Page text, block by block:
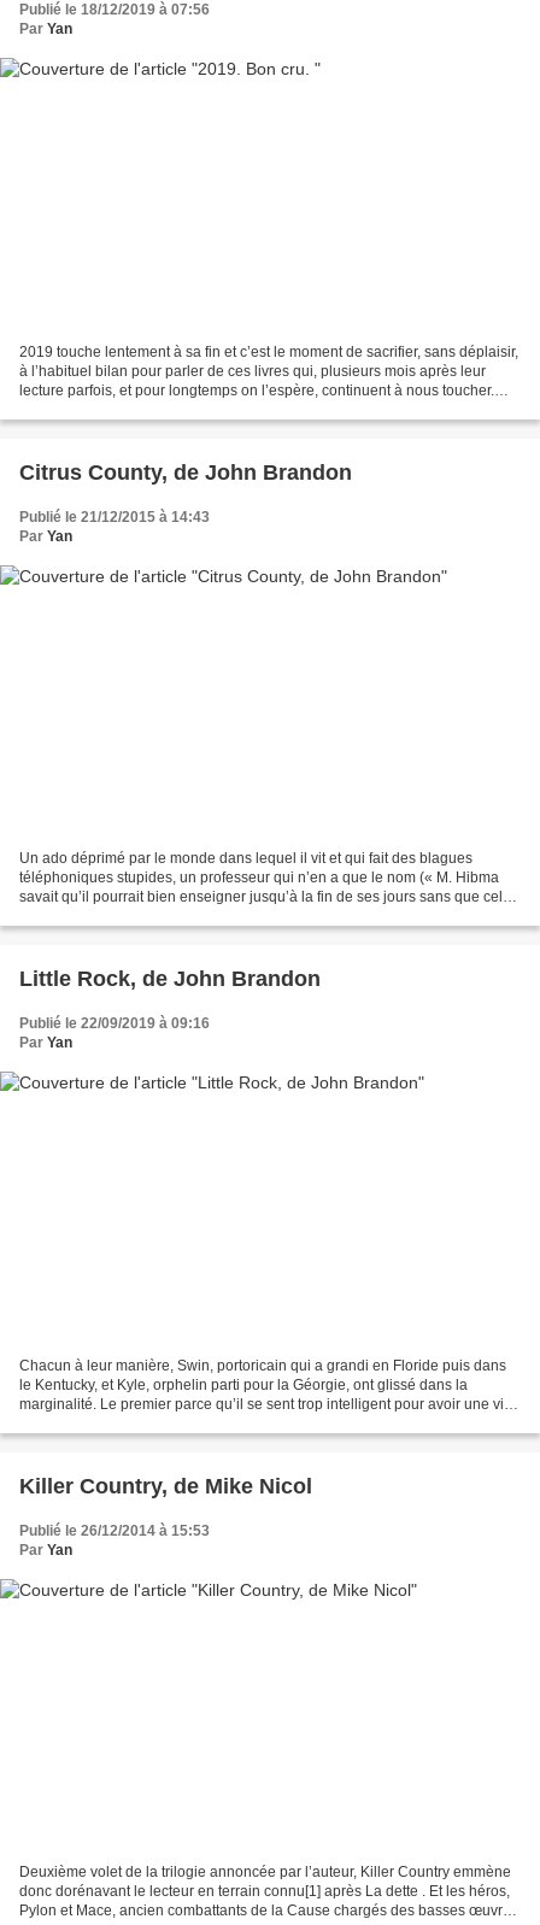
Publié le 18/12/2019 à 07:56
Par Yan
2019 touche lentement à sa fin et c’est le moment de sacrifier, sans déplaisir,
à l’habituel bilan pour parler de ces livres qui, plusieurs mois après leur
lecture parfois, et pour longtemps on l’espère, continuent à nous toucher.
Citrus County, de John Brandon
Publié le 21/12/2015 à 14:43
Par Yan
Un ado déprimé par le monde dans lequel il vit et qui fait des blagues
téléphoniques stupides, un professeur qui n’en a que le nom (« M. Hibma
savait qu’il pourrait bien enseigner jusqu’à la fin de ses jours sans que cela
Little Rock, de John Brandon
Publié le 22/09/2019 à 09:16
Par Yan
Chacun à leur manière, Swin, portoricain qui a grandi en Floride puis dans
le Kentucky, et Kyle, orphelin parti pour la Géorgie, ont glissé dans la
marginalité. Le premier parce qu’il se sent trop intelligent pour avoir une vie
Killer Country, de Mike Nicol
Publié le 26/12/2014 à 15:53
Par Yan
Deuxième volet de la trilogie annoncée par l’auteur, Killer Country emmène
donc dorénavant le lecteur en terrain connu[1] après La dette . Et les héros,
Pylon et Mace, ancien combattants de la Cause chargés des basses œuvres